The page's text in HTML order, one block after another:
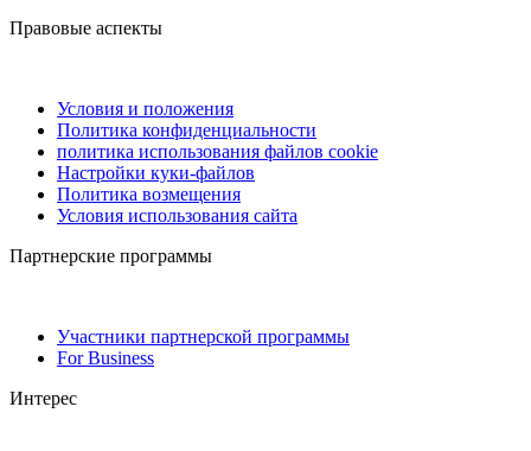
Правовые аспекты
Условия и положения
Политика конфиденциальности
политика использования файлов cookie
Настройки куки-файлов
Политика возмещения
Условия использования сайта
Партнерские программы
Участники партнерской программы
For Business
Интерес